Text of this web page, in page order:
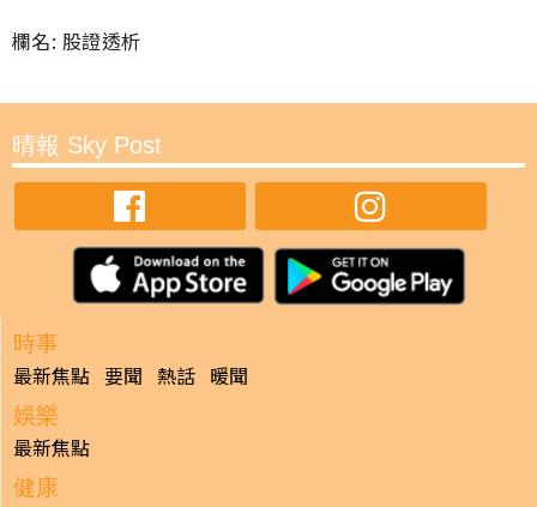
欄名: 股證透析
晴報 Sky Post
時事
最新焦點 要聞 熱話 暖聞
娛樂
最新焦點
健康